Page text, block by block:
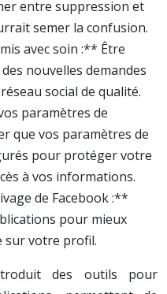
entre suppression et
semer la confusion.
avec soin :** Être
nouvelles demandes
social de qualité.
paramètres de
que vos paramètres de
pour protéger votre
à vos informations.
de Facebook :**
pour mieux
sur votre profil.
des outils pour